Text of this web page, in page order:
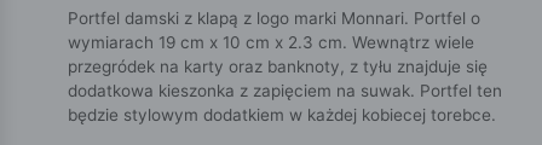
Portfel damski z klapą z logo marki Monnari. Portfel o
wymiarach 19 cm x 10 cm x 2.3 cm. Wewnątrz wiele
przegródek na karty oraz banknoty, z tyłu znajduje się
dodatkowa kieszonka z zapięciem na suwak. Portfel ten
będzie stylowym dodatkiem w każdej kobiecej torebce.